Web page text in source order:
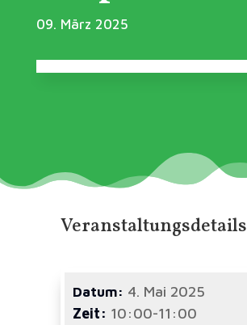
09. März 2025
Veranstaltungsdetails
Datum: 4. Mai 2025
Zeit: 10:00-11:00